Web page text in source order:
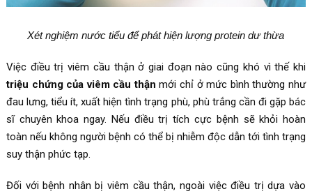
Xét nghiệm nước tiểu để phát hiện lượng protein dư thừa
Việc điều trị viêm cầu thận ở giai đoạn nào cũng khó vì thế khi
triệu chứng của viêm cầu thận mới chỉ ở mức bình thường như
đau lưng, tiểu ít, xuất hiện tình trạng phù, phù trắng cần đi gặp bác
sĩ chuyên khoa ngay. Nếu điều trị tích cực bệnh sẽ khỏi hoàn
toàn nếu không người bệnh có thể bị nhiễm độc dẫn tới tình trạng
suy thận phức tạp.
Đối với bệnh nhân bị viêm cầu thận, ngoài việc điều trị dựa vào